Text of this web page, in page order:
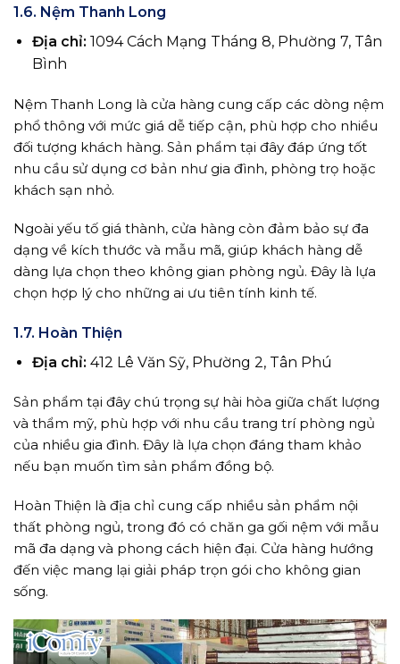
1.6. Nệm Thanh Long
Địa chỉ: 1094 Cách Mạng Tháng 8, Phường 7, Tân
Bình
Nệm Thanh Long là cửa hàng cung cấp các dòng nệm
phổ thông với mức giá dễ tiếp cận, phù hợp cho nhiều
đối tượng khách hàng. Sản phẩm tại đây đáp ứng tốt
nhu cầu sử dụng cơ bản như gia đình, phòng trọ hoặc
khách sạn nhỏ.
Ngoài yếu tố giá thành, cửa hàng còn đảm bảo sự đa
dạng về kích thước và mẫu mã, giúp khách hàng dễ
dàng lựa chọn theo không gian phòng ngủ. Đây là lựa
chọn hợp lý cho những ai ưu tiên tính kinh tế.
1.7. Hoàn Thiện
Địa chỉ: 412 Lê Văn Sỹ, Phường 2, Tân Phú
Sản phẩm tại đây chú trọng sự hài hòa giữa chất lượng
và thẩm mỹ, phù hợp với nhu cầu trang trí phòng ngủ
của nhiều gia đình. Đây là lựa chọn đáng tham khảo
nếu bạn muốn tìm sản phẩm đồng bộ.
Hoàn Thiện là địa chỉ cung cấp nhiều sản phẩm nội
thất phòng ngủ, trong đó có chăn ga gối nệm với mẫu
mã đa dạng và phong cách hiện đại. Cửa hàng hướng
đến việc mang lại giải pháp trọn gói cho không gian
sống.